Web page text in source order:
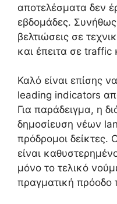
αποτελέσματα δεν
εβδομάδες.
βελτιώσεις σε
και έπειτα σε traffic
Καλό είναι επίσης
leading indicators
Για παράδειγμα, η
δημοσίευση νέων
πρόδρομοι δείκτες.
είναι
μόνο το τελικό
πραγματική πρόοδο